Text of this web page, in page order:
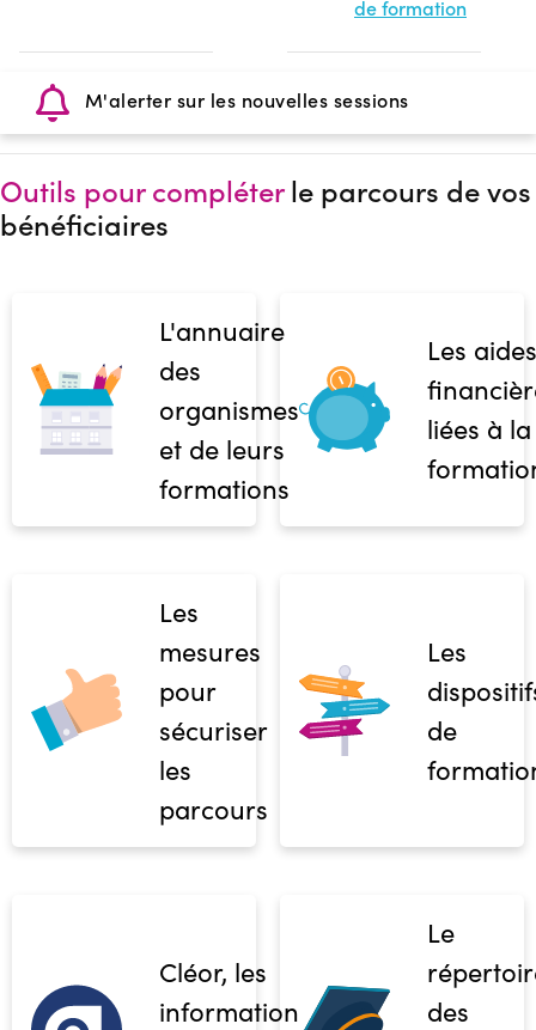
de formation
M'alerter sur les nouvelles sessions
Outils pour compléterle parcours de vos
bénéficiaires
L'annuaire
des
organismes
et de leurs
formations
Les aides
liées à la
Les
mesures
pour
sécuriser
les
parcours
Les
de
Cléor, les
informations
Le
des